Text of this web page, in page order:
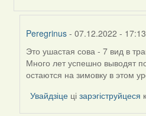
Peregrinus - 07.12.2022 - 17:13
In
reply
to
by
Harrier
Это ушастая сова - 7 вид в
Много лет успешно выводят
остаются на зимовку в этом
Увайдзіце цізарэгіструйцеся